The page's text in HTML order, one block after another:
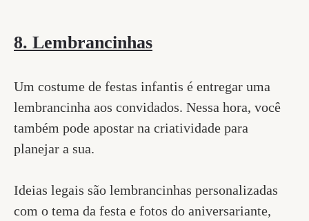
8. Lembrancinhas
Um costume de festas infantis é entregar uma
lembrancinha aos convidados. Nessa hora, você
também pode apostar na criatividade para
planejar a sua.
Ideias legais são lembrancinhas personalizadas
com o tema da festa e fotos do aniversariante,